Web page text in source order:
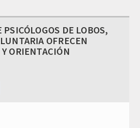
DE LOBOS,
OFRECEN
ORIENTACIÓN